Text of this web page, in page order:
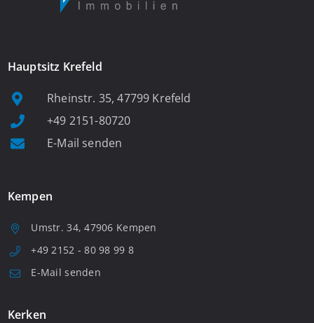
Hauptsitz Krefeld
Rheinstr. 35, 47799 Krefeld
+49 2151-80720
E-Mail senden
Kempen
Umstr. 34, 47906 Kempen
+49 2152 - 80 98 99 8
E-Mail senden
Kerken